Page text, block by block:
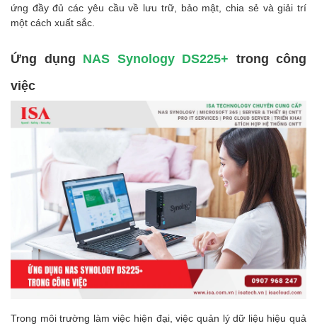
ứng đầy đủ các yêu cầu về lưu trữ, bảo mật, chia sẻ và giải trí
một cách xuất sắc.
Ứng dụng NAS Synology DS225+ trong công
việc
Trong môi trường làm việc hiện đại, việc quản lý dữ liệu hiệu quả